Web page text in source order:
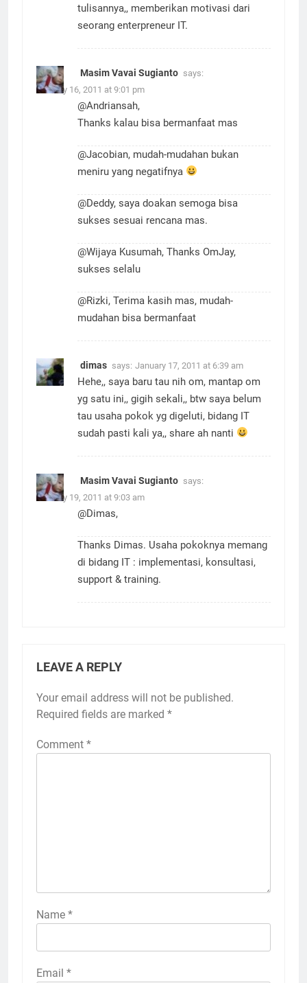
tulisannya,, memberikan motivasi dari
seorang enterpreneur IT.
Masim Vavai Sugianto says:
January 16, 2011 at 9:01 pm
@Andriansah,
Thanks kalau bisa bermanfaat mas
@Jacobian, mudah-mudahan bukan
meniru yang negatifnya
@Deddy, saya doakan semoga bisa
sukses sesuai rencana mas.
@Wijaya Kusumah, Thanks OmJay,
sukses selalu
@Rizki, Terima kasih mas, mudah-
mudahan bisa bermanfaat
dimas says: January 17, 2011 at 6:39 am
Hehe,, saya baru tau nih om, mantap om
yg satu ini,, gigih sekali,, btw saya belum
tau usaha pokok yg digeluti, bidang IT
sudah pasti kali ya,, share ah nanti
Masim Vavai Sugianto says:
January 19, 2011 at 9:03 am
@Dimas,
Thanks Dimas. Usaha pokoknya memang
di bidang IT : implementasi, konsultasi,
support & training.
LEAVE A REPLY
Your email address will not be published.
Required fields are marked *
Comment *
Name *
Email *